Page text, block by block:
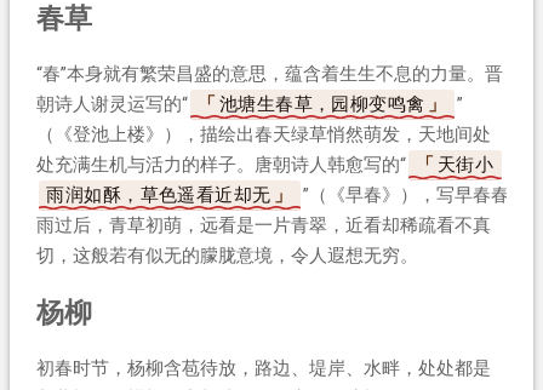
春草
“春”本身就有繁荣昌盛的意思，蕴含着生生不息的力量。晋
朝诗人谢灵运写的“
池塘生春草，园柳变鸣禽
”
（《登池上楼》），描绘出春天绿草悄然萌发，天地间处
处充满生机与活力的样子。唐朝诗人韩愈写的“
天街小
雨润如酥，草色遥看近却无
”（《早春》），写早春春
雨过后，青草初萌，远看是一片青翠，近看却稀疏看不真
切，这般若有似无的朦胧意境，令人遐想无穷。
杨柳
初春时节，杨柳含苞待放，路边、堤岸、水畔，处处都是